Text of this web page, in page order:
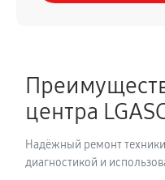
Ремонт разъема
570 руб
Замена вибромотора
центра
Надёжный ремонт техники
диагностикой и